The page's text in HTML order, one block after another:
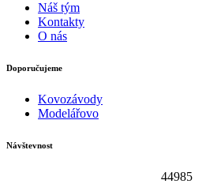
Náš tým
Kontakty
O nás
Doporučujeme
Kovozávody
Modelářovo
Návštevnost
44985